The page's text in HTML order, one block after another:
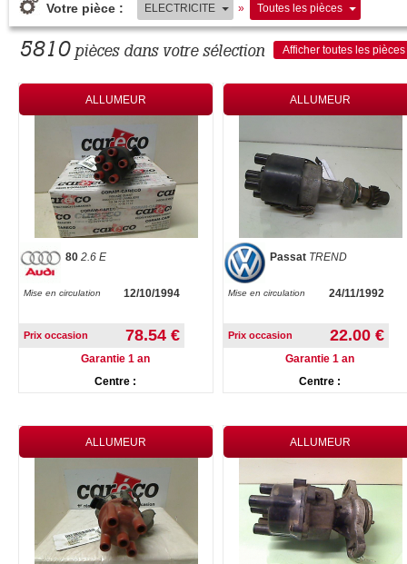
Votre pièce : ELECTRICITE » Toutes les pièces
5810pièces dans votre sélection Afficher toutes les pièces
ALLUMEUR
80 2.6 E
Mise en circulation 12/10/1994
Prix occasion 78.54 €
Garantie 1 an
Centre :
ALLUMEUR
Passat TREND
Mise en circulation 24/11/1992
Prix occasion 22.00 €
Garantie 1 an
Centre :
ALLUMEUR ALLUMEUR